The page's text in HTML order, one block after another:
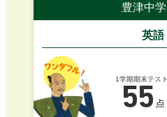
豊津中
英語
1学期期末テスト
55 点